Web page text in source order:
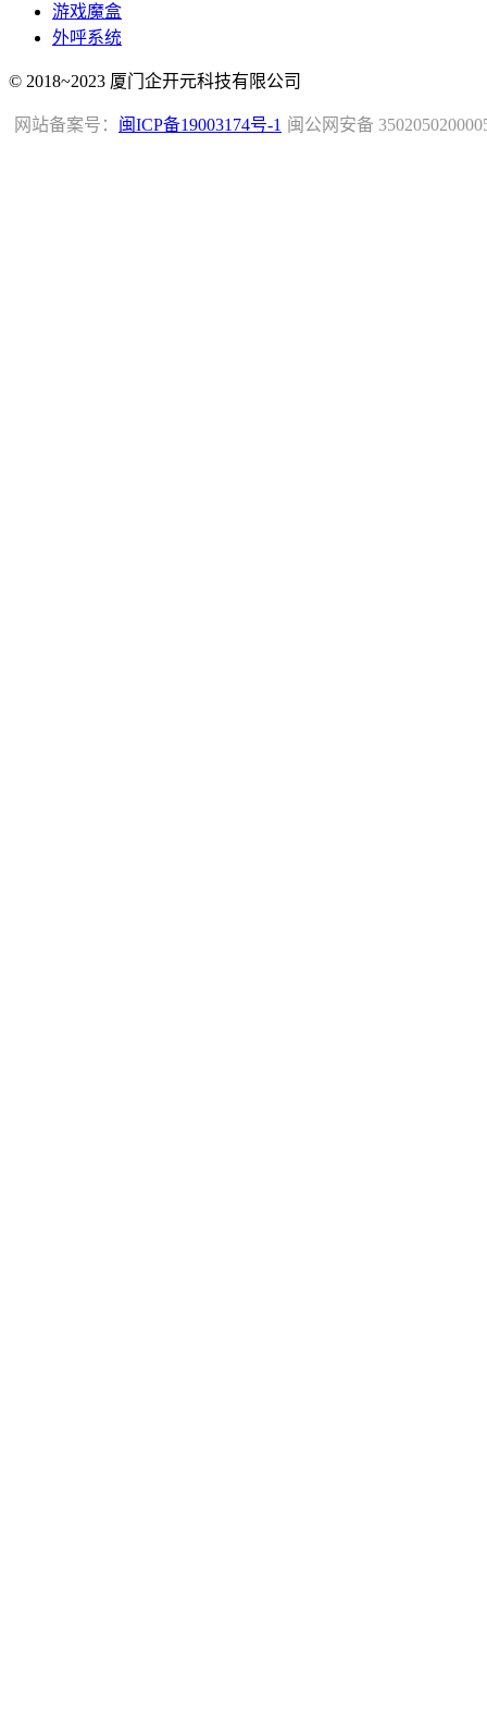
游戏魔盒
外呼系统
© 2018~2023 厦门企开元科技有限公司
闽公网安备
网站备案号： 闽ICP备19003174号-1